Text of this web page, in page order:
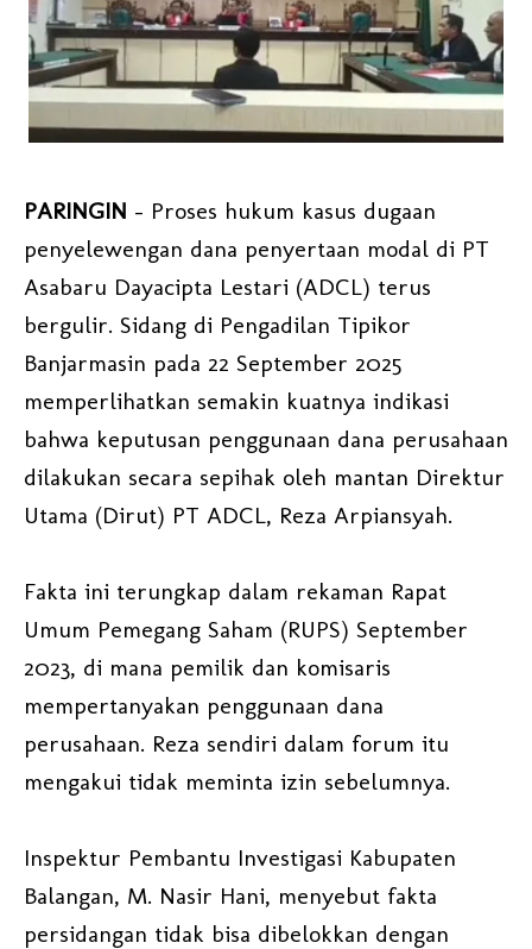
PARINGIN – Proses hukum kasus dugaan
penyelewengan dana penyertaan modal di PT
Asabaru Dayacipta Lestari (ADCL) terus
bergulir. Sidang di Pengadilan Tipikor
Banjarmasin pada 22 September 2025
memperlihatkan semakin kuatnya indikasi
bahwa keputusan penggunaan dana perusahaan
dilakukan secara sepihak oleh mantan Direktur
Utama (Dirut) PT ADCL, Reza Arpiansyah.
Fakta ini terungkap dalam rekaman Rapat
Umum Pemegang Saham (RUPS) September
2023, di mana pemilik dan komisaris
mempertanyakan penggunaan dana
perusahaan. Reza sendiri dalam forum itu
mengakui tidak meminta izin sebelumnya.
Inspektur Pembantu Investigasi Kabupaten
Balangan, M. Nasir Hani, menyebut fakta
persidangan tidak bisa dibelokkan dengan